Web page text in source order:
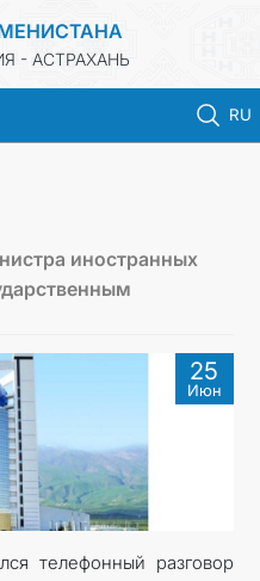
- АСТРАХАНЬ
RU
ПАСПОРТА
УСЛУГИ
иностранных
25
Июн
телефонный разговор